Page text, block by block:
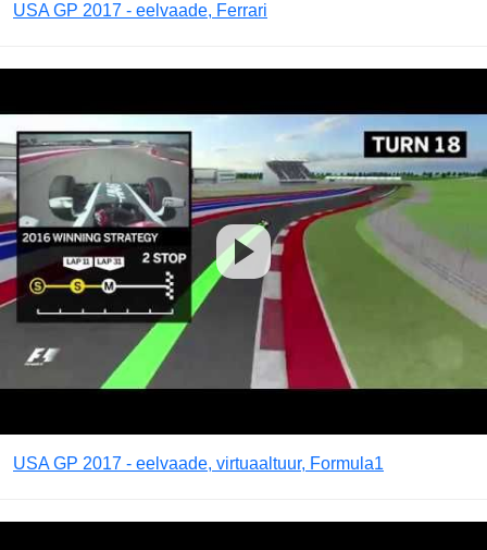
USA GP 2017 - eelvaade, Ferrari
USA GP 2017 - eelvaade, virtuaaltuur, Formula1